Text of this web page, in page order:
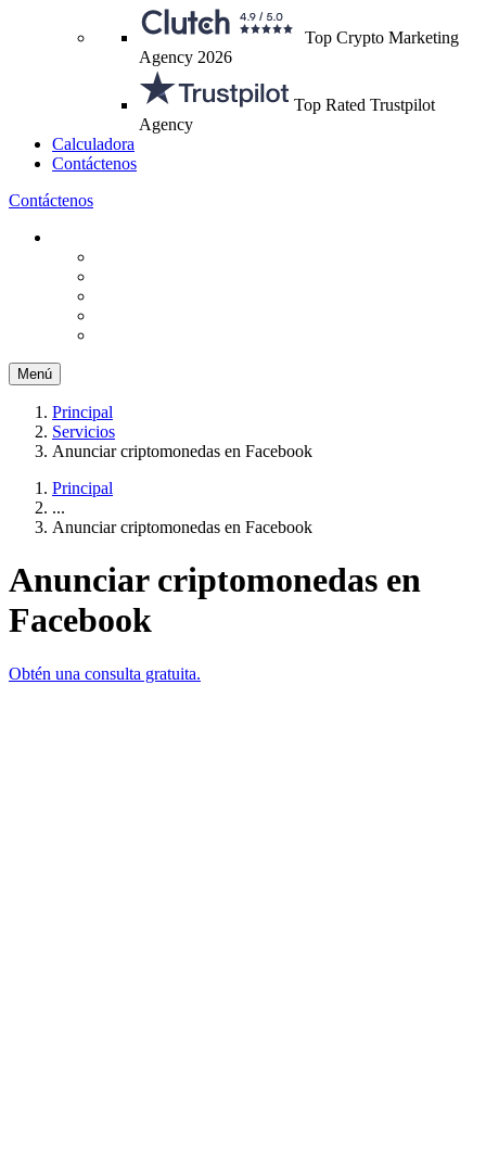
Top Crypto Marketing
Agency 2026
Top Rated Trustpilot
Agency
Calculadora
Contáctenos
Contáctenos
Menú
Principal
Servicios
Anunciar criptomonedas en Facebook
Principal
...
Anunciar criptomonedas en Facebook
Anunciar criptomonedas en
Facebook
Obtén una consulta gratuita.